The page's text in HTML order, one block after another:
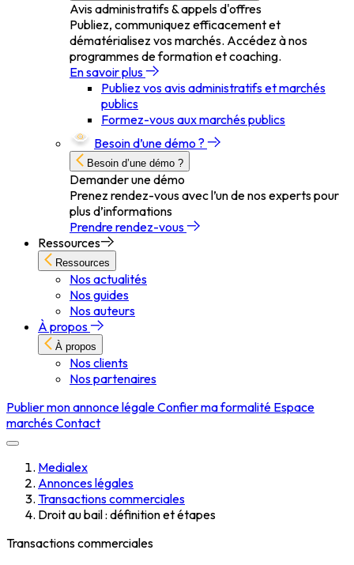
Avis administratifs & appels d'offres
Publiez, communiquez efficacement et
dématérialisez vos marchés. Accédez à nos
programmes de formation et coaching.
En savoir plus
Publiez vos avis administratifs et marchés
publics
Formez-vous aux marchés publics
Besoin d’une démo ?
Besoin d’une démo ?
Demander une démo
Prenez rendez-vous avec l’un de nos experts pour
plus d’informations
Prendre rendez-vous
Ressources
Ressources
Nos actualités
Nos guides
Nos auteurs
À propos
À propos
Nos clients
Nos partenaires
Publier mon annonce légaleConfier ma formalité Espace
marchésContact
Medialex
Annonces légales
Transactions commerciales
Droit au bail : définition et étapes
Transactions commerciales